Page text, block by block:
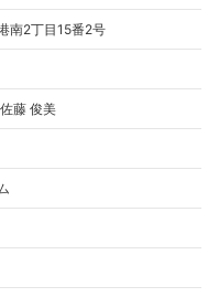
南2丁目15番2号
藤 俊美